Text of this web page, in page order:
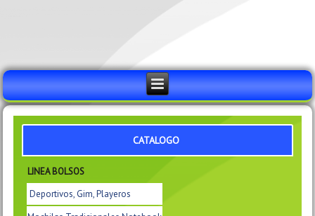
CATALOGO
LINEA BOLSOS
Deportivos, Gim, Playeros